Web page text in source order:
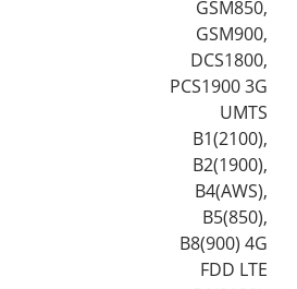
GSM850,
GSM900,
DCS1800,
PCS1900 3G
UMTS
B1(2100),
B2(1900),
B4(AWS),
B5(850),
B8(900) 4G
FDD LTE